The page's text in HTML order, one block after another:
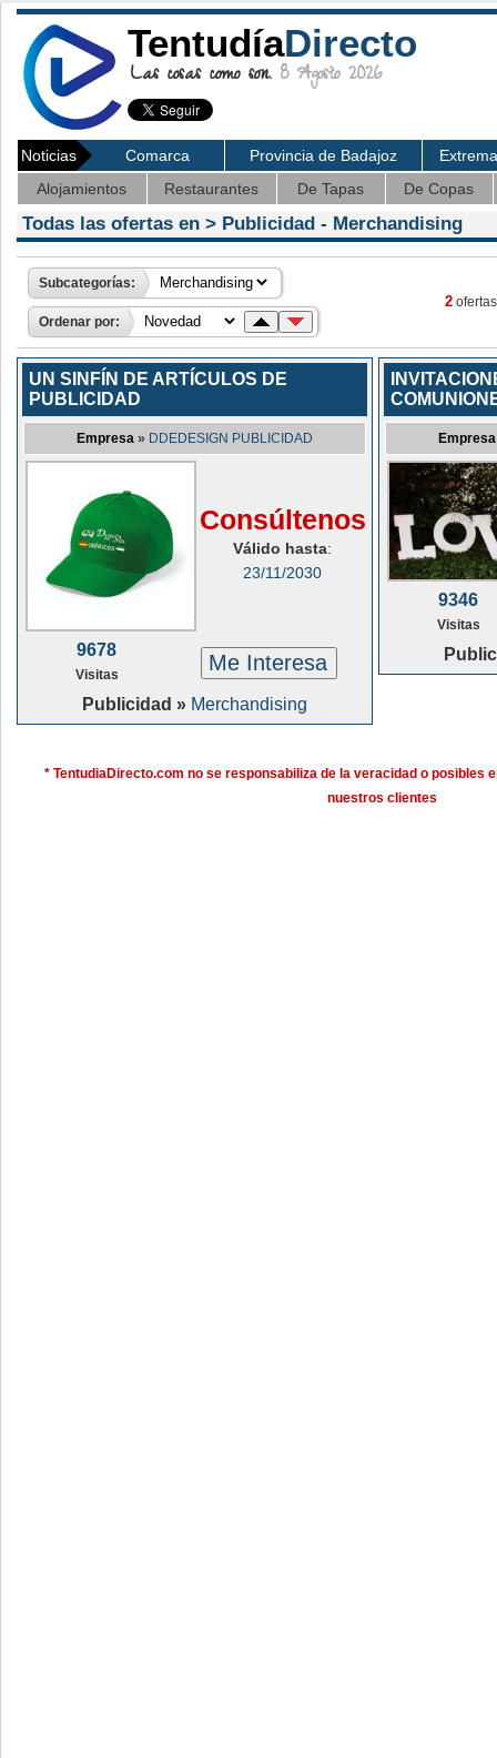
TentudíaDirecto
Las cosas como son. 8 Agosto 2026
Noticias Comarca Provincia de Badajoz
Alojamientos
Restaurantes De Tapas De Copas
Todas las ofertas en > Publicidad - Merchandising
Subcategorías:
Ordenar por:
2
UN SINFÍN DE ARTÍCULOS DE
PUBLICIDAD
Empresa » DDEDESIGN PUBLICIDAD
Consúltenos
Válido hasta:
23/11/2030
9678
Visitas Me Interesa
Publicidad » Merchandising
Empresa
9346
Visitas
* TentudiaDirecto.com no se responsabiliza de la veracidad o posibles
nuestros clientes